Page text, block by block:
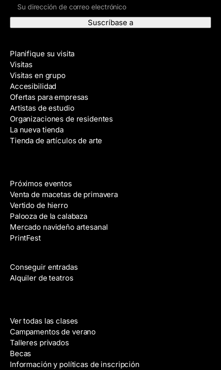
c
i
ó
n
d
e
c
o
r
e
l
e
c
t
r
c
Planifique su visita
Visitas
Visitas en grupo
Accesibilidad
Ofertas para empresas
Artistas de estudio
Organizaciones de residentes
La nueva tienda
Tienda de artículos de arte
Próximos eventos
Venta de macetas de primavera
Vertido de hierro
Palooza de la calabaza
Mercado navideño artesanal
PrintFest
Conseguir entradas
Alquiler de teatros
Ver todas las clases
Campamentos de verano
Talleres privados
Becas
Información y políticas de inscripción